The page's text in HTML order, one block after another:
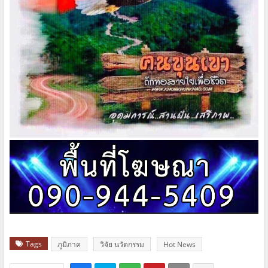
Tags ภูมิภาค วิจัย นวัตกรรม Hot News